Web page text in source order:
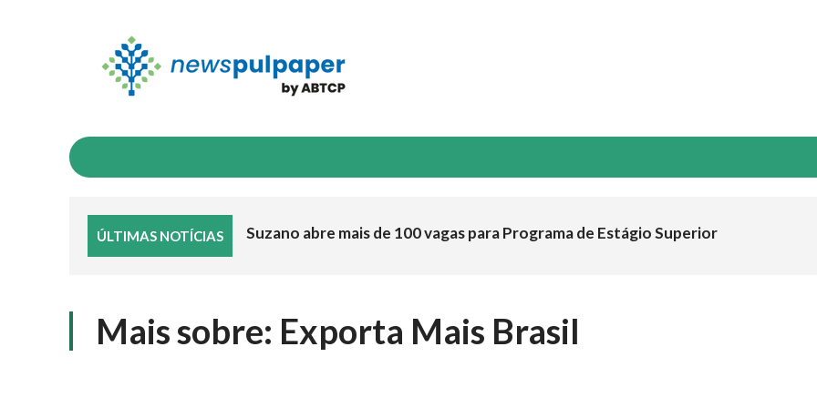
ÚLTIMAS NOTÍCIAS Suzano abre mais de 100 vagas para Programa de Estágio Superior
Mais sobre: Exporta Mais Brasil